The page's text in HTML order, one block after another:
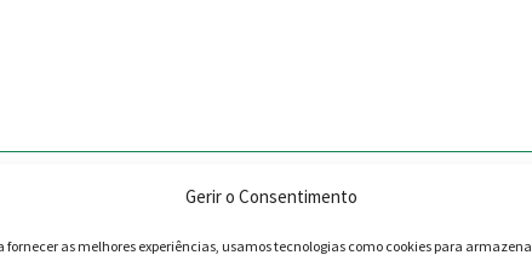
Gerir o Consentimento
fornecer as melhores experiências, usamos tecnologias como cookies para